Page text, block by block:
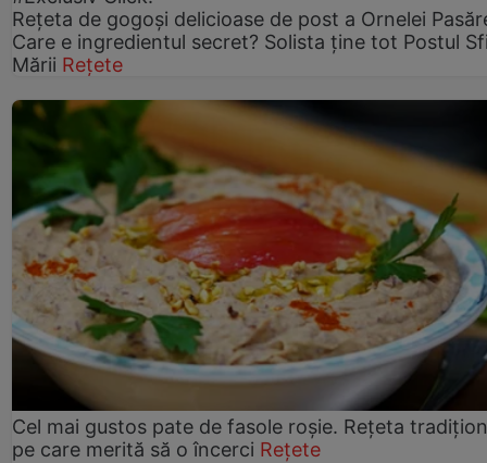
Rețeta de gogoşi delicioase de post a Ornelei
Care e ingredientul secret? Solista ține tot Postul
Mării Rețete
Cel mai gustos pate de fasole roșie. Rețeta
pe care merită să o încerci Rețete